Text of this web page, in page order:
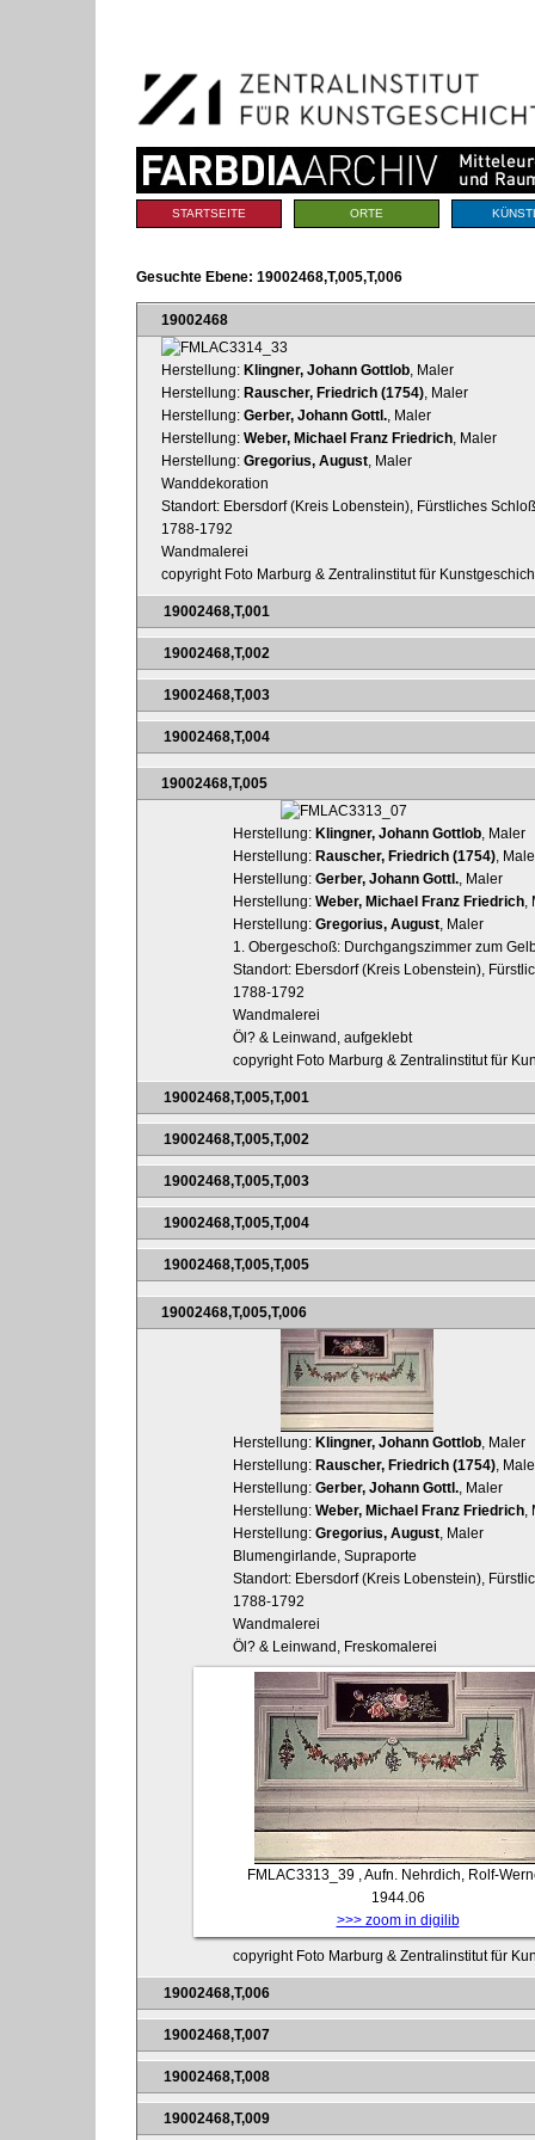
Navigation
Sektionen
STARTSEITE ORTE
Gesuchte Ebene: 19002468,T,005,T,006
19002468
Herstellung: Klingner, Johann Gottlob , Maler
Herstellung: Rauscher, Friedrich (1754) , Maler
Herstellung: Gerber, Johann Gottl. , Maler
Herstellung: Weber, Michael Franz Friedrich , Maler
Herstellung: Gregorius, August , Maler
Wanddekoration
Standort: Ebersdorf (Kreis Lobenstein), Fürstliches
1788-1792
Wandmalerei
copyright Foto Marburg & Zentralinstitut für
19002468,T,001
19002468,T,002
19002468,T,003
19002468,T,004
19002468,T,005
Herstellung: Klingner, Johann Gottlob, Maler
Herstellung: Rauscher, Friedrich (1754),
Herstellung: Gerber, Johann Gottl., Maler
Herstellung: Weber, Michael Franz Friedrich,
Herstellung: Gregorius, August, Maler
1. Obergeschoß: Durchgangszimmer zum
Standort: Ebersdorf (Kreis Lobenstein),
1788-1792
Wandmalerei
Öl? & Leinwand, aufgeklebt
copyright Foto Marburg & Zentralinstitut für
19002468,T,005,T,001
19002468,T,005,T,002
19002468,T,005,T,003
19002468,T,005,T,004
19002468,T,005,T,005
19002468,T,005,T,006
Herstellung: Klingner, Johann Gottlob, Maler
Herstellung: Rauscher, Friedrich (1754),
Herstellung: Gerber, Johann Gottl., Maler
Herstellung: Weber, Michael Franz Friedrich,
Herstellung: Gregorius, August, Maler
Blumengirlande, Supraporte
Standort: Ebersdorf (Kreis Lobenstein),
1788-1792
Wandmalerei
Öl? & Leinwand, Freskomalerei
FMLAC3313_39 , Aufn. Nehrdich, Rolf-
1944.06
>>> zoom in digilib
copyright Foto Marburg & Zentralinstitut für
19002468,T,006
19002468,T,007
19002468,T,008
19002468,T,009